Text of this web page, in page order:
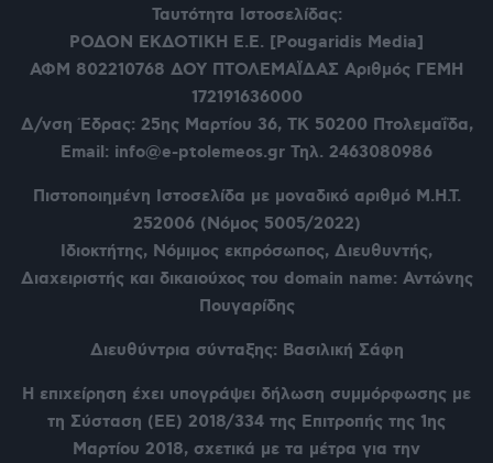
Ταυτότητα Ιστοσελίδας:
ΡΟΔΟΝ ΕΚΔΟΤΙΚΗ Ε.Ε. [Pougaridis Media]
ΑΦΜ 802210768 ΔΟΥ ΠΤΟΛΕΜΑΪΔΑΣ Αριθμός ΓΕΜΗ
172191636000
Δ/νση Έδρας: 25ης Μαρτίου 36, ΤΚ 50200 Πτολεμαΐδα,
Email: info@e-ptolemeos.gr Τηλ. 2463080986
Πιστοποιημένη Ιστοσελίδα με μοναδικό αριθμό Μ.Η.Τ.
252006 (Νόμος 5005/2022)
Ιδιοκτήτης, Νόμιμος εκπρόσωπος, Διευθυντής,
Διαχειριστής και δικαιούχος του domain name: Αντώνης
Πουγαρίδης
Διευθύντρια σύνταξης: Βασιλική Σάφη
Η επιχείρηση έχει υπογράψει δήλωση συμμόρφωσης με
τη Σύσταση (ΕΕ) 2018/334 της Επιτροπής της 1ης
Μαρτίου 2018, σχετικά με τα μέτρα για την